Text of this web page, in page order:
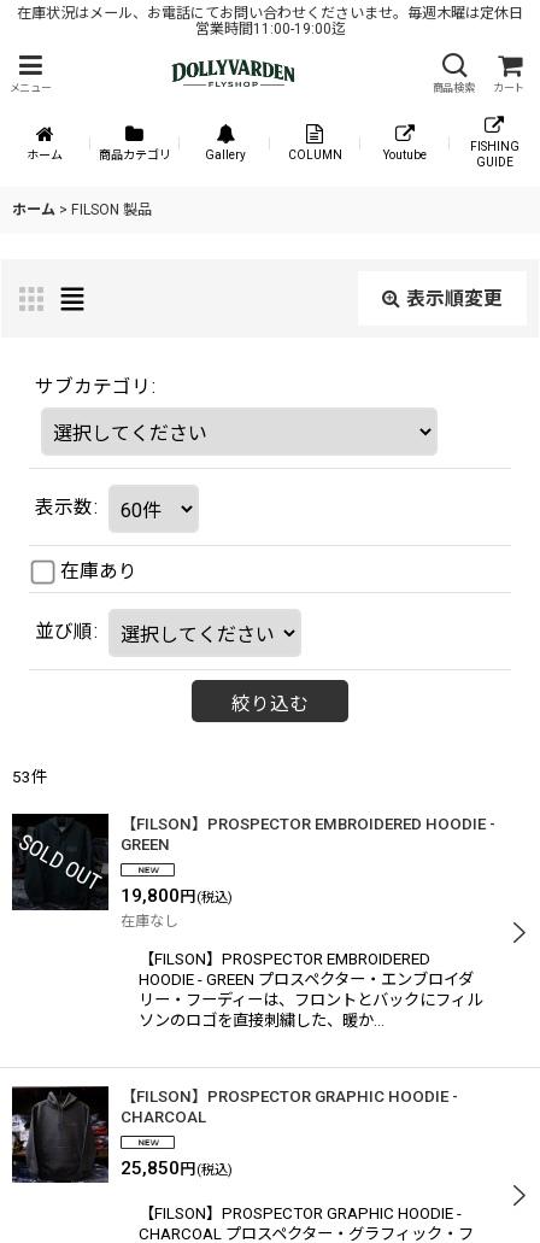
在庫状況はメール、お電話にてお問い合わせくださいませ。毎週木曜は定休日
営業時間11:00-19:00迄
メニュー 商品検索 カート
ホーム 商品カテゴリ Gallery COLUMN Youtube
FISHING
GUIDE
ホーム > FILSON 製品
表示順変更
サブカテゴリ :
表示数:
在庫あり
並び順:
絞り込む
53件
【FILSON】PROSPECTOR EMBROIDERED HOODIE -
GREEN
19,800 円 (税込)
在庫なし
【FILSON】PROSPECTOR EMBROIDERED
HOODIE - GREEN プロスペクター・エンブロイダ
リー・フーディーは、フロントとバックにフィル
ソンのロゴを直接刺繍した、暖か…
【FILSON】PROSPECTOR GRAPHIC HOODIE -
CHARCOAL
25,850 円 (税込)
【FILSON】PROSPECTOR GRAPHIC HOODIE -
CHARCOAL プロスペクター・グラフィック・フ